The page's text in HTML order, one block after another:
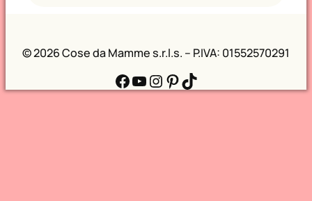
©2026 Cose da Mamme s.r.l.s. – P.IVA: 01552570291
Facebook YouTube Instagram Pinterest TikTok